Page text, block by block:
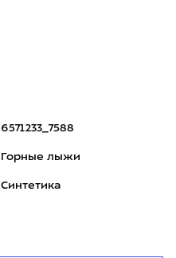
6571233_7588
Горные лыжи
Синтетика